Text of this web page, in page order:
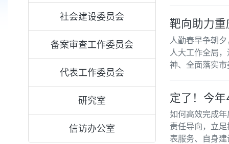
社会建设委员会
备案审查工作委员会
代表工作委员会
研究室
信访办公室
靶向助力重
人勤春早争朝
人大工作全局
神、全面落实
定了！今
如何高效完成
责任导向，立
表服务、自身